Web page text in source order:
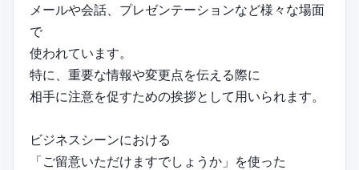
メールや会話、プレゼンテーションなど様々な場面
で
使われています。
特に、重要な情報や変更点を伝える際に
相手に注意を促すための挨拶として用いられます。
ビジネスシーンにおける
「ご留意いただけますでしょうか」を使った